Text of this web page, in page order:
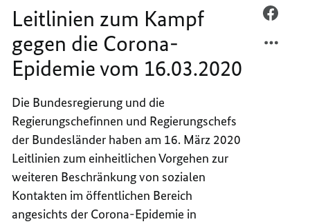
Leitlinien zum Kampf
gegen die Corona-
Epidemie vom 16.03.2020
Die Bundesregierung und die
Regierungschefinnen und Regierungschefs
der Bundesländer haben am 16. März 2020
Leitlinien zum einheitlichen Vorgehen zur
weiteren Beschränkung von sozialen
Kontakten im öffentlichen Bereich
angesichts der Corona-Epidemie in